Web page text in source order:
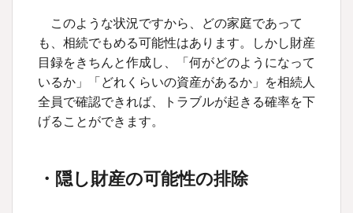
このような状況ですから、どの家庭であって
も、相続でもめる可能性はあります。しかし財産
目録をきちんと作成し、「何がどのようになって
いるか」「どれくらいの資産があるか」を相続人
全員で確認できれば、トラブルが起きる確率を下
げることができます。
・隠し財産の可能性の排除